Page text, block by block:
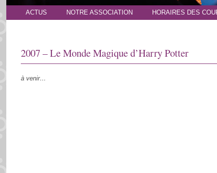
ACTUS NOTRE ASSOCIATION HORAIRES DES
2007 – Le Monde Magique d’Harry Potter
à venir…